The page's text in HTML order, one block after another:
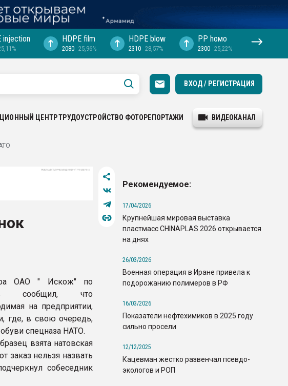
injection HDPE film
2080 25,96%
HDPE blow
2310 28,57%
PP hомо
2300 25,22%
ВХОД / РЕГИСТРАЦИЯ
ЦЕНТРТРУДОУСТРОЙСТВО ФОТОРЕПОРТАЖИ ВИДЕОКАНАЛ
ОАО " Искож" по
сообщил, что
на предприятии,
где, в свою очередь,
спецназа НАТО.
взята натовская
заказ нельзя назвать
собеседник
Рекомендуемое:
17/04/2026
Крупнейшая мировая выставка
пластмасс CHINAPLAS 2026 открывается
на днях
26/03/2026
Военная операция в Иране привела к
подорожанию полимеров в РФ
16/03/2026
Показатели нефтехимиков в 2025 году
сильно просели
12/12/2025
Кацевман жестко развенчал псевдо-
экологов и РОП